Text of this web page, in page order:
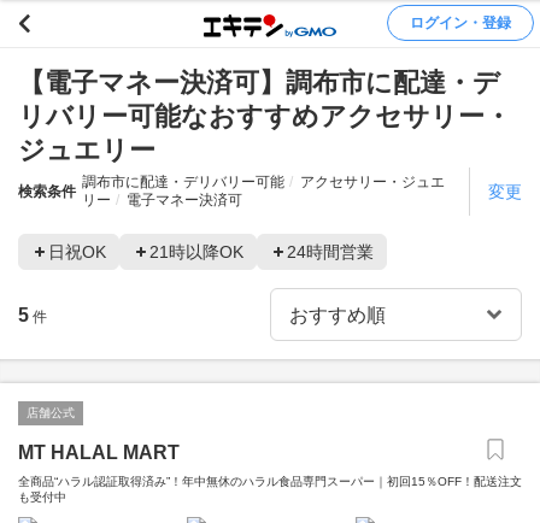
ログイン・登録
【電子マネー決済可】調布市に配達・デ
リバリー可能なおすすめアクセサリー・
ジュエリー
検索条件
調布市に配達・デリバリー可能
アクセサリー・ジュエ
リー
電子マネー決済可 変更
日祝OK 21時以降OK 24時間営業
5 件
店舗公式
MT HALAL MART
全商品“ハラル認証取得済み”！年中無休のハラル食品専門スーパー｜初回15％OFF！配送注文
も受付中